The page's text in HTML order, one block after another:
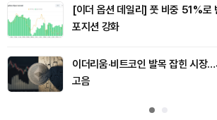
[이더 옵션 데일리] 풋 비중 51%로
포지션 강화
이더리움·비트코인 발목 잡힌 시장
고음